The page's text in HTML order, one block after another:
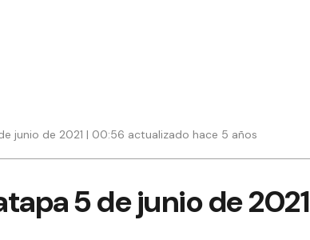
junio de 2021 | 00:56 actualizado hace 5 años
5 de junio de 2021